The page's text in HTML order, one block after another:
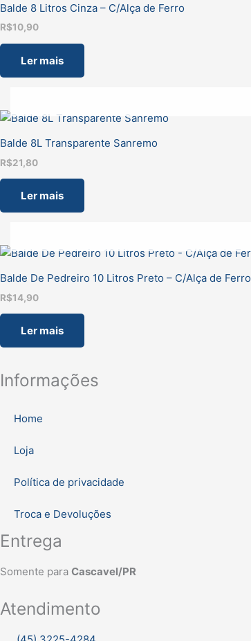
Balde 8 Litros Cinza – C/Alça de Ferro
R$10,90
Ler mais
Balde 8L Transparente Sanremo
R$21,80
Ler mais
Balde De Pedreiro 10 Litros Preto – C/Alça de Ferro
R$14,90
Ler mais
Informações
Home
Loja
Política de privacidade
Troca e Devoluções
Entrega
Somente para Cascavel/PR
Atendimento